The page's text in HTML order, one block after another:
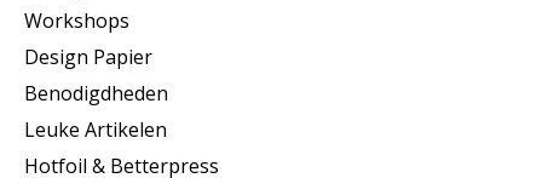
Workshops
Design Papier
Benodigdheden
Leuke Artikelen
Hotfoil & Betterpress